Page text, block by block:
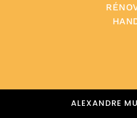
ALEXANDRE